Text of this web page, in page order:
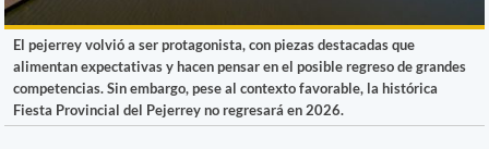
El pejerrey volvió a ser protagonista, con piezas destacadas que
alimentan expectativas y hacen pensar en el posible regreso de grandes
competencias. Sin embargo, pese al contexto favorable, la histórica
Fiesta Provincial del Pejerrey no regresará en 2026.